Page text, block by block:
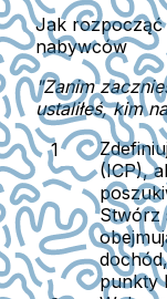
Jak rozpocząć
nabywców
"Zanim
ustaliłeś, kim
(ICP),
Stwórz
punkty